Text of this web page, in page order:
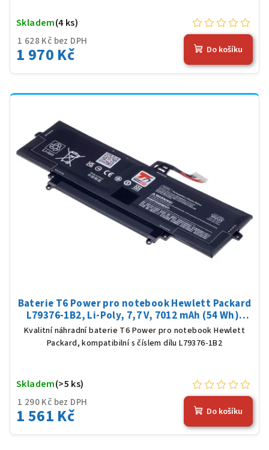
1 628 Kč bez DPH
1 970 Kč
Skladem(4 ks)
Do košíku
Baterie T6 Power pro notebook Hewlett Packard
L79376-1B2, Li-Poly, 7,7 V, 7012 mAh (54 Wh),
černá
Kvalitní náhradní baterie T6 Power pro notebook Hewlett
Packard, kompatibilní s číslem dílu L79376-1B2
1 290 Kč bez DPH
1 561 Kč
Skladem(>5 ks)
Do košíku